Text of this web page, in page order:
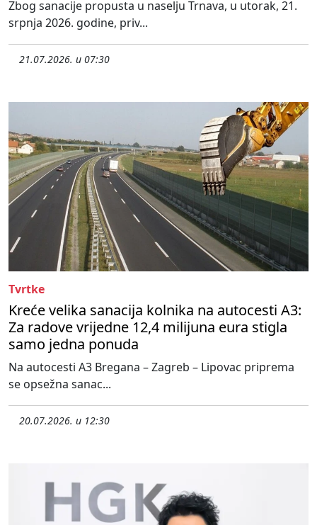
Zbog sanacije propusta u naselju Trnava, u utorak, 21.
srpnja 2026. godine, priv...
21.07.2026. u 07:30
Tvrtke
Kreće velika sanacija kolnika na autocesti A3:
Za radove vrijedne 12,4 milijuna eura stigla
samo jedna ponuda
Na autocesti A3 Bregana – Zagreb – Lipovac priprema
se opsežna sanac...
20.07.2026. u 12:30